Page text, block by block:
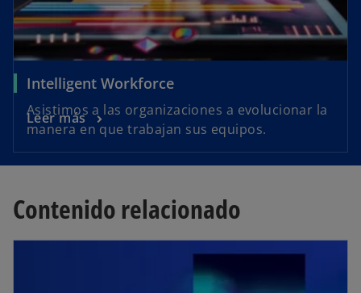
Intelligent Workforce
Asistimos a las organizaciones a evolucionar la
manera en que trabajan sus equipos.
Leer más
Contenido relacionado